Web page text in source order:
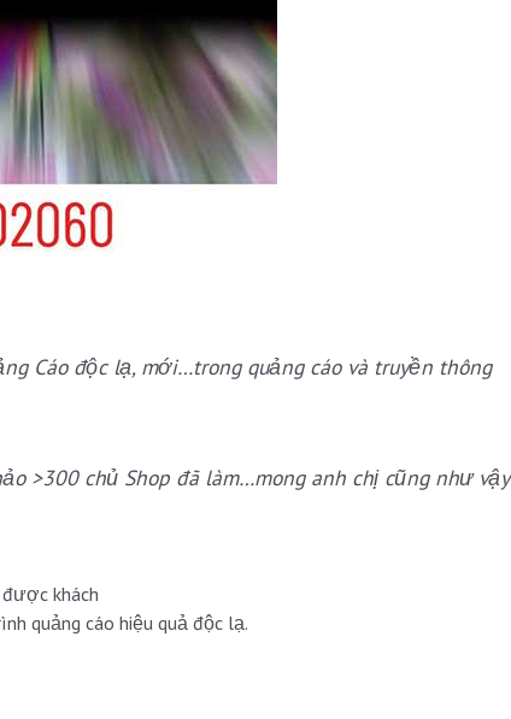
Cáo độc lạ, mới…trong quảng cáo và truyền thông
>300 chủ Shop đã làm…mong anh chị cũng như vậy
khách
quảng cáo hiệu quả độc lạ.